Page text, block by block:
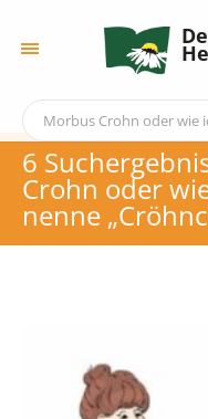
6
Crohn oder
nenne